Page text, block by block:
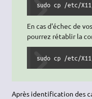
sudo cp /etc/
En cas d'échec de
pourrez rétablir la
sudo cp /etc/
Après identification des